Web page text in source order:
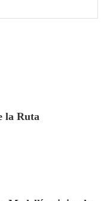
la Ruta